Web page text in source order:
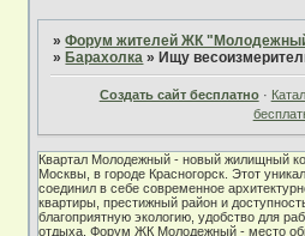
»Форум жителей ЖК
»Барахолка »Ищу
Создать сайт бесплатно·
Квартал Молодежный - новый жилищный
Москвы, в городе Красногорск. Этот
соединил в себе современное
квартиры, престижный район и
благоприятную экологию, удобство для
отдыха. Форум ЖК Молодежный - место